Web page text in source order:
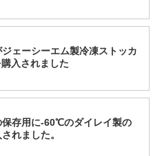
ェーシーエム製冷凍ストッカ
入されました
保存用に-60℃のダイレイ製の
れました。